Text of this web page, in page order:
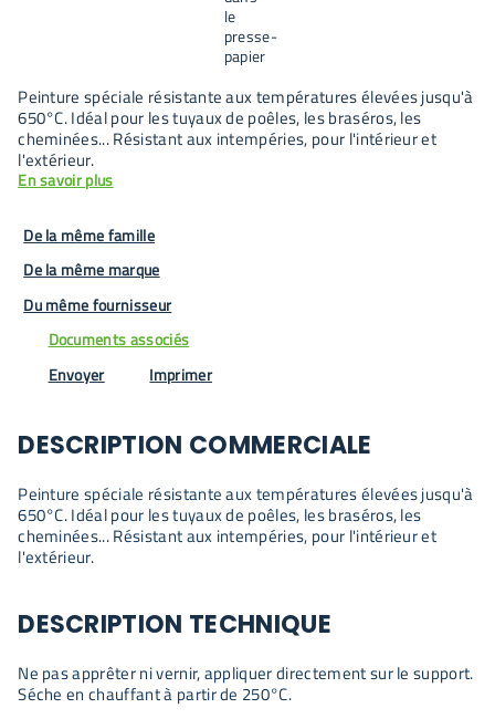
Peinture spéciale résistante aux températures élevées jusqu'à
650°C. Idéal pour les tuyaux de poêles, les braséros, les
cheminées... Résistant aux intempéries, pour l'intérieur et
l'extérieur.
En savoir plus
De la même famille
De la même marque
Du même fournisseur
Documents associés
Envoyer
Imprimer
DESCRIPTION COMMERCIALE
Peinture spéciale résistante aux températures élevées jusqu'à
650°C. Idéal pour les tuyaux de poêles, les braséros, les
cheminées... Résistant aux intempéries, pour l'intérieur et
l'extérieur.
DESCRIPTION TECHNIQUE
Ne pas apprêter ni vernir, appliquer directement sur le support.
Séche en chauffant à partir de 250°C.